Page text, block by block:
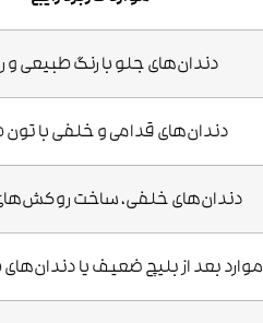
دندان‌های جلو با رنگ طبیعی
دندان‌های قدامی و خلفی با
دندان‌های خلفی، ساخت
موارد بعد از بلیچ ضعیف یا